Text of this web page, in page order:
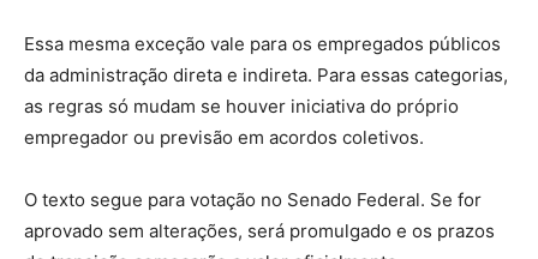
Essa mesma exceção vale para os empregados públicos
da administração direta e indireta. Para essas categorias,
as regras só mudam se houver iniciativa do próprio
empregador ou previsão em acordos coletivos.
O texto segue para votação no Senado Federal. Se for
aprovado sem alterações, será promulgado e os prazos